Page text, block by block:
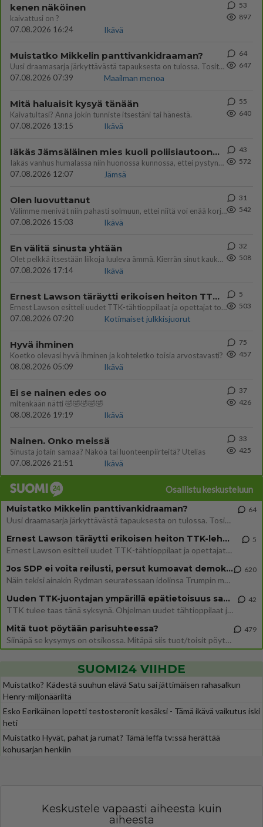
kenen näköinen
kaivattusi on ?
07.08.2026 16:24
Ikävä
53
897
Muistatko Mikkelin panttivankidraaman?
Uusi draamasarja järkyttävästä tapauksesta on tulossa. Tositapahtumiin perustuva sarja ammentaa vuoden 1986 Mikkelin pan
07.08.2026 07:39
Maailman menoa
64
647
Mitä haluaisit kysyä tänään
Kaivatultasi? Anna jokin tunniste itsestäni tai hänestä.
07.08.2026 13:15
Ikävä
55
640
Iäkäs Jämsäläinen mies kuoli poliisiautoon matkalla Jyväskylän putkaan
Iäkäs vanhus humalassa niin huonossa kunnossa, ettei pystynyt huolehtimaan itsestään niin ainoa apu sillä hetkellä oli
07.08.2026 12:07
Jämsä
43
572
Olen luovuttanut
Välimme menivät niin pahasti solmuun, ettei niitä voi enää korjata. On aika jatkaa elämässä eteenpäin. Toivon sulle kaik
07.08.2026 15:03
Ikävä
31
542
En välitä sinusta yhtään
Olet pelkkä itsestään liikoja luuleva ämmä. Kierrän sinut kaukaa nyt ja aina. Olit mulle pelkkä lelu vaan.
07.08.2026 17:14
Ikävä
32
508
Ernest Lawson täräytti erikoisen heiton TTK-lehdistötilaisuudessa: " Onko tässä tarkoituksena...?"
Ernest Lawson esitteli uudet TTK-tähtioppilaat ja opettajat torstaina 6.8. lehdistölle. Tulevalla kaudella on yksi hausk
07.08.2026 07:20
Kotimaiset julkkisjuorut
5
503
Hyvä ihminen
Koetko olevasi hyvä ihminen ja kohteletko toisia arvostavasti?
08.08.2026 05:09
Ikävä
75
457
Ei se nainen edes oo
mitenkään nätti 🤣🤣🤣🤣🤣
08.08.2026 19:19
Ikävä
37
426
Nainen. Onko meissä
Sinusta jotain samaa? Näköä tai luonteenpiirteitä? Utelias
07.08.2026 21:51
Ikävä
33
425
Osallistu keskusteluun
Muistatko Mikkelin panttivankidraaman?
Uusi draamasarja järkyttävästä tapauksesta on tulossa. Tositapahtumiin perustuva sarja ammentaa vuoden 1986 Mikkelin pan
64
Ernest Lawson täräytti erikoisen heiton TTK-lehdistötilaisuudessa: " Onko tässä tarkoituksena...?"
Ernest Lawson esitteli uudet TTK-tähtioppilaat ja opettajat torstaina 6.8. lehdistölle. Tulevalla kaudella on yksi hausk
5
Jos SDP ei voita reilusti, persut kumoavat demokratian Suomesta
Näin tekisi ainakin Rydman seuratessaan idolinsa Trumpin mallia https://www.is.fi/politiikka/art-2000012187244.html
620
Uuden TTK-juontajan ympärillä epätietoisuus sakenee - Nyt MTV hämmentää soppaa
TTK tulee taas tänä syksynä. Ohjelman uudet tähtioppilaat julkistetaan torstaina 6. elokuuta klo 14 alkavassa lehdistö
42
Mitä tuot pöytään parisuhteessa?
Siinäpä se kysymys on otsikossa. Mitäpä siis tuot/toisit pöytään parisuhteessa? Oletko mies vai nainen? Koetko sen mitä
479
SUOMI24 VIIHDE
Muistatko? Kädestä suuhun elävä Satu sai jättimäisen rahasalkun
Henry-miljonääriltä
Esko Eerikäinen lopetti testosteronit kesäksi - Tämä ikävä vaikutus iski
heti
Muistatko Hyvät, pahat ja rumat? Tämä leffa tv:ssä herättää
kohusarjan henkiin
Keskustele vapaasti aiheesta kuin
aiheesta